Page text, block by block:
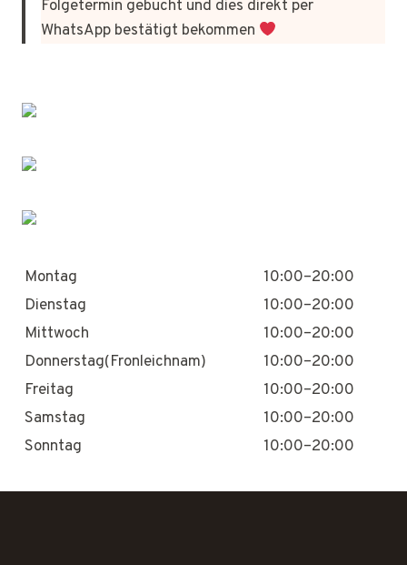
Folgetermin gebucht und dies direkt per
WhatsApp bestätigt bekommen
Montag
10:00–20:00
Dienstag
10:00–20:00
Mittwoch
10:00–20:00
Donnerstag(Fronleichnam)
10:00–20:00
Freitag
10:00–20:00
Samstag
10:00–20:00
Sonntag
10:00–20:00